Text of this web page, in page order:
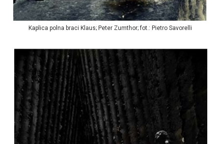
Kaplica polna braci Klaus; Peter Zumthor; fot.: Pietro Savorelli